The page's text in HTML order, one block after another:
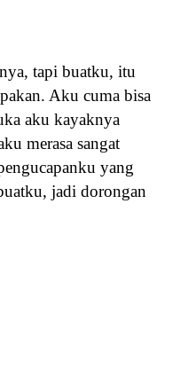
tapi buatku, itu
Aku cuma bisa
aku kayaknya
merasa sangat
yang
jadi dorongan